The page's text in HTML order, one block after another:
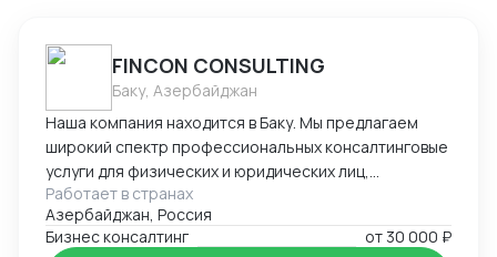
FINCON CONSULTING
Баку, Азербайджан
Наша компания находится в Баку. Мы предлагаем
широкий спектр профессиональных консалтинговые
услуги для физических и юридических лиц,
предпринимателей и бизнесменов на территории
Азербайджана. Портфель наших заказчиков и
клиентов в основном из стран СНГ. В список
Работает в странах
Азербайджан, Россия
Бизнес консалтинг
от 30 000 ₽